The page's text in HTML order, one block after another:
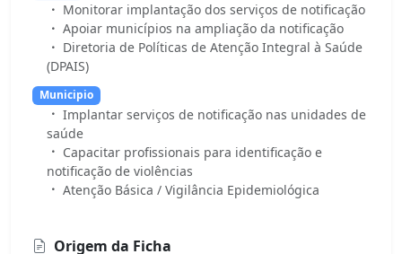
Monitorar implantação dos serviços de notificação
Apoiar municípios na ampliação da notificação
Diretoria de Políticas de Atenção Integral à Saúde
(DPAIS)
Municipio
Implantar serviços de notificação nas unidades de
saúde
Capacitar profissionais para identificação e
notificação de violências
Atenção Básica / Vigilância Epidemiológica
Origem da Ficha